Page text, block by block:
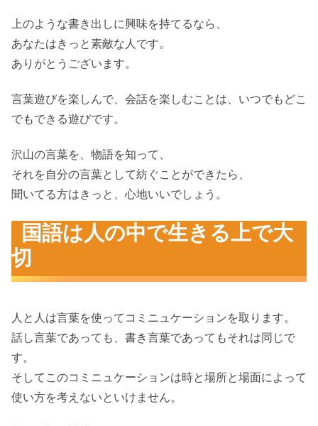
上のような書き出しに興味を持てるなら、
あなたはきっと素敵な人です。
ありがとうございます。
言葉遊びを楽しんで、会話を楽しむことは、いつでもどこ
でもできる遊びです。
沢山の言葉を、物語を知って、
それを自分の言葉として紡ぐことができたら、
聞いてる方はきっと、心地いいでしょう。
国語は人の中で生きる上で大
切
人と人は言葉を使ってコミニュケーションを取ります。
話し言葉であっても、書き言葉であってもそれは同じで
す。
そしてこのコミニュケーションは時と場所と場面によって
使い方を考えないといけません。